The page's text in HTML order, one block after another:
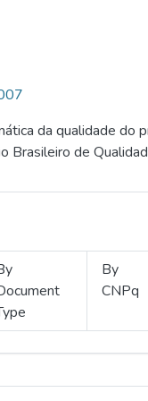
da qualidade do
Brasileiro de
By
CNPq